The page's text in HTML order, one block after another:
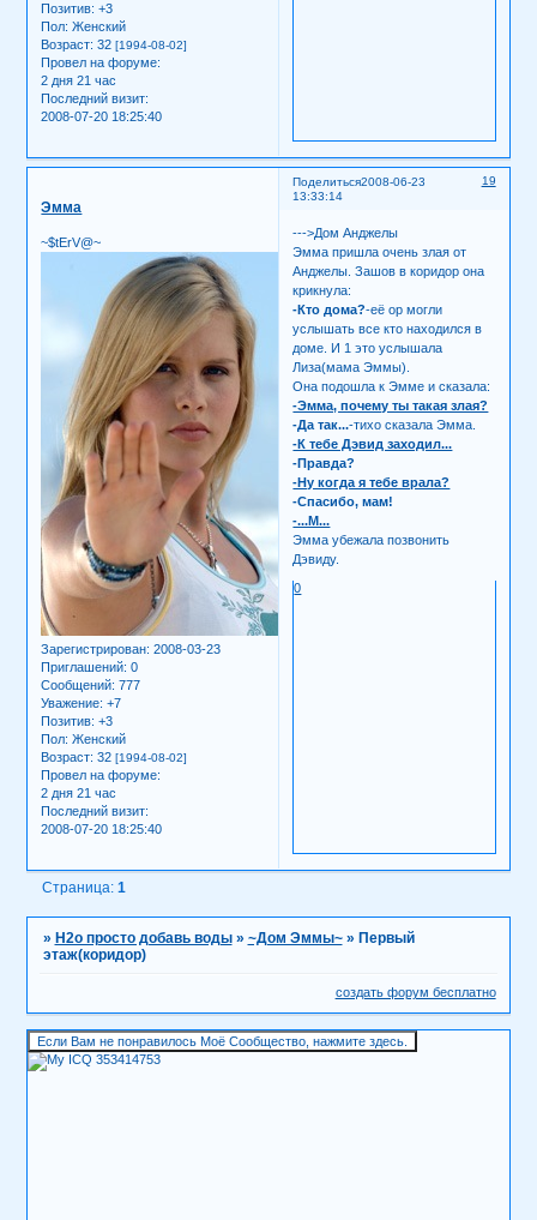
Позитив: +3
Пол: Женский
Возраст: 32[1994-08-02]
Провел на форуме:
2 дня 21 час
Последний визит:
2008-07-20 18:25:40
Поделиться 19
2008-06-23
13:33:14
Эмма
~$tErV@~
Зарегистрирован: 2008-03-23
Приглашений: 0
Сообщений: 777
Уважение: +7
Позитив: +3
Пол: Женский
Возраст: 32[1994-08-02]
Провел на форуме:
2 дня 21 час
Последний визит:
2008-07-20 18:25:40
--->Дом Анджелы
Эмма пришла очень злая от
Анджелы. Зашов в коридор она
крикнула:
-Кто дома?-её ор могли
услышать все кто находился в
доме. И 1 это услышала
Лиза(мама Эммы).
Она подошла к Эмме и сказала:
-Эмма, почему ты такая злая?
-Да так...-тихо сказала Эмма.
-К тебе Дэвид заходил...
-Правда?
-Ну когда я тебе врала?
-Спасибо, мам!
-...М...
Эмма убежала позвонить
Дэвиду.
0
Страница: 1
» H2о просто добавь воды » ~Дом Эммы~ » Первый
этаж(коридор)
создать форум бесплатно